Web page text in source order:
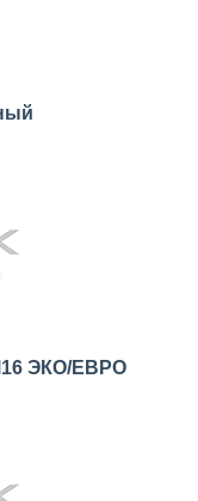
ЭКО/ЕВРО